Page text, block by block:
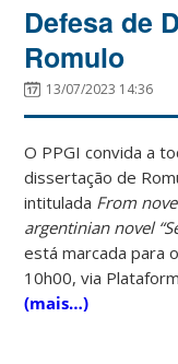
Defesa de
Romulo
13/07/2023 14:36
O PPGI convida a
dissertação de
intitulada From
argentinian novel
está marcada para
10h00, via
(mais…)